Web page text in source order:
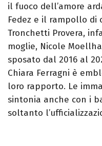
il fuoco dell’amore
Fedez e il rampollo di
Tronchetti Provera,
moglie, Nicole
sposato dal 2016 al
Chiara Ferragni è
loro rapporto. Le
sintonia anche con i
soltanto